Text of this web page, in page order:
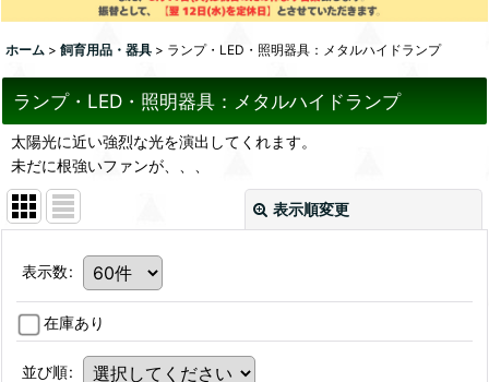
ホーム > 飼育用品・器具 > ランプ・LED・照明器具：メタルハイドランプ
ランプ・LED・照明器具：メタルハイドランプ
太陽光に近い強烈な光を演出してくれます。
未だに根強いファンが、、、
表示順変更
表示数:
在庫あり
並び順: